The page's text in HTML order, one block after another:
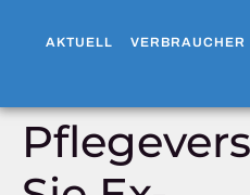
AKTUELL VERBRAUCHER